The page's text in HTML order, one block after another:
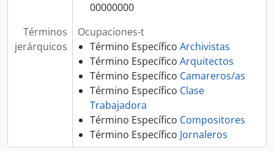
00000000
Términos
jerárquicos
Ocupaciones-t
Término Específico Archivistas
Término Específico Arquitectos
Término Específico Camareros/as
Término Específico Clase
Trabajadora
Término Específico Compositores
Término Específico Jornaleros